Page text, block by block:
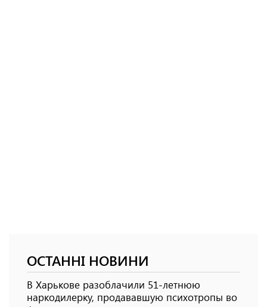
ОСТАННІ НОВИНИ
В Харькове разоблачили 51-летнюю
наркодилерку, продававшую психотропы во